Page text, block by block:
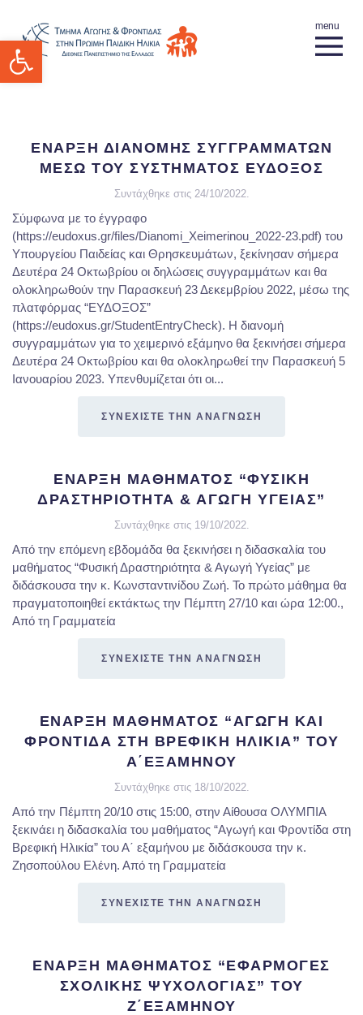
Ανοίξτε τη γραμμή εργαλείων
ΕΝΑΡΞΗ ΔΙΑΝΟΜΗΣ ΣΥΓΓΡΑΜΜΑΤΩΝ
ΜΕΣΩ ΤΟΥ ΣΥΣΤΗΜΑΤΟΣ ΕΥΔΟΞΟΣ
Συντάχθηκε στις 24/10/2022.
Σύμφωνα με το έγγραφο
(https://eudoxus.gr/files/Dianomi_Xeimerinou_2022-23.pdf) του
Υπουργείου Παιδείας και Θρησκευμάτων, ξεκίνησαν σήμερα
Δευτέρα 24 Οκτωβρίου οι δηλώσεις συγγραμμάτων και θα
ολοκληρωθούν την Παρασκευή 23 Δεκεμβρίου 2022, μέσω της
πλατφόρμας “ΕΥΔΟΞΟΣ”
(https://eudoxus.gr/StudentEntryCheck). Η διανομή
συγγραμμάτων για το χειμερινό εξάμηνο θα ξεκινήσει σήμερα
Δευτέρα 24 Οκτωβρίου και θα ολοκληρωθεί την Παρασκευή 5
Ιανουαρίου 2023. Υπενθυμίζεται ότι οι...
ΣΥΝΕΧΙΣΤΕ ΤΗΝ ΑΝΑΓΝΩΣΗ
ΕΝΑΡΞΗ ΜΑΘΗΜΑΤΟΣ “ΦΥΣΙΚΗ
ΔΡΑΣΤΗΡΙΟΤΗΤΑ & ΑΓΩΓΗ ΥΓΕΙΑΣ”
Συντάχθηκε στις 19/10/2022.
Από την επόμενη εβδομάδα θα ξεκινήσει η διδασκαλία του
μαθήματος “Φυσική Δραστηριότητα & Αγωγή Υγείας” με
διδάσκουσα την κ. Κωνσταντινίδου Ζωή. Το πρώτο μάθημα θα
πραγματοποιηθεί εκτάκτως την Πέμπτη 27/10 και ώρα 12:00.,
Από τη Γραμματεία
ΣΥΝΕΧΙΣΤΕ ΤΗΝ ΑΝΑΓΝΩΣΗ
ΕΝΑΡΞΗ ΜΑΘΗΜΑΤΟΣ “ΑΓΩΓΗ ΚΑΙ
ΦΡΟΝΤΙΔΑ ΣΤΗ ΒΡΕΦΙΚΗ ΗΛΙΚΙΑ” ΤΟΥ
Α΄ΕΞΑΜΗΝΟΥ
Συντάχθηκε στις 18/10/2022.
Από την Πέμπτη 20/10 στις 15:00, στην Αίθουσα ΟΛΥΜΠΙΑ
ξεκινάει η διδασκαλία του μαθήματος “Αγωγή και Φροντίδα στη
Βρεφική Ηλικία” του Α΄ εξαμήνου με διδάσκουσα την κ.
Ζησοπούλου Ελένη. Από τη Γραμματεία
ΣΥΝΕΧΙΣΤΕ ΤΗΝ ΑΝΑΓΝΩΣΗ
ΕΝΑΡΞΗ ΜΑΘΗΜΑΤΟΣ “ΕΦΑΡΜΟΓΕΣ
ΣΧΟΛΙΚΗΣ ΨΥΧΟΛΟΓΙΑΣ” ΤΟΥ
Ζ΄ΕΞΑΜΗΝΟΥ